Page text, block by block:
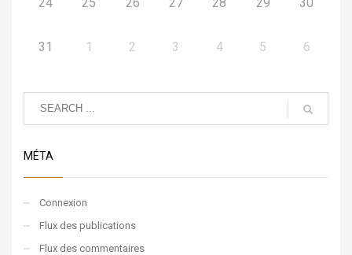
24 25 26 27 28 29 30
31 1 2 3 4 5 6
MÉTA
Connexion
Flux des publications
Flux des commentaires